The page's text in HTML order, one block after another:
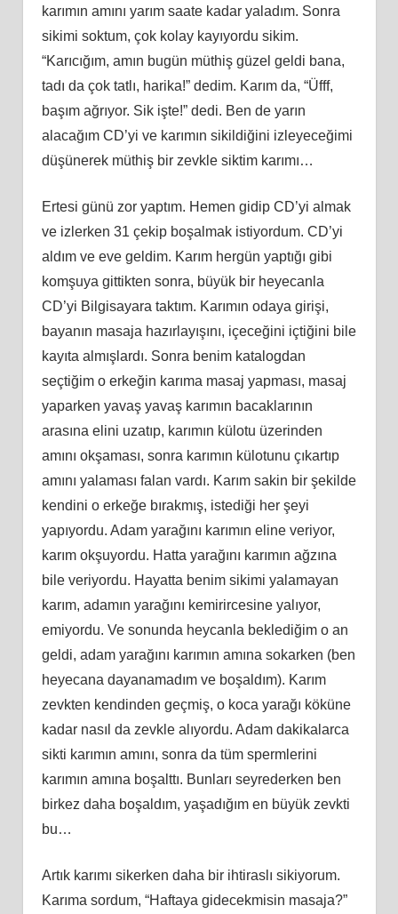
karımın amını yarım saate kadar yaladım. Sonra
sikimi soktum, çok kolay kayıyordu sikim.
“Karıcığım, amın bugün müthiş güzel geldi bana,
tadı da çok tatlı, harika!” dedim. Karım da, “Üfff,
başım ağrıyor. Sik işte!” dedi. Ben de yarın
alacağım CD’yi ve karımın sikildiğini izleyeceğimi
düşünerek müthiş bir zevkle siktim karımı…
Ertesi günü zor yaptım. Hemen gidip CD’yi almak
ve izlerken 31 çekip boşalmak istiyordum. CD’yi
aldım ve eve geldim. Karım hergün yaptığı gibi
komşuya gittikten sonra, büyük bir heyecanla
CD’yi Bilgisayara taktım. Karımın odaya girişi,
bayanın masaja hazırlayışını, içeceğini içtiğini bile
kayıta almışlardı. Sonra benim katalogdan
seçtiğim o erkeğin karıma masaj yapması, masaj
yaparken yavaş yavaş karımın bacaklarının
arasına elini uzatıp, karımın külotu üzerinden
amını okşaması, sonra karımın külotunu çıkartıp
amını yalaması falan vardı. Karım sakin bir şekilde
kendini o erkeğe bırakmış, istediği her şeyi
yapıyordu. Adam yarağını karımın eline veriyor,
karım okşuyordu. Hatta yarağını karımın ağzına
bile veriyordu. Hayatta benim sikimi yalamayan
karım, adamın yarağını kemirircesine yalıyor,
emiyordu. Ve sonunda heycanla beklediğim o an
geldi, adam yarağını karımın amına sokarken (ben
heyecana dayanamadım ve boşaldım). Karım
zevkten kendinden geçmiş, o koca yarağı köküne
kadar nasıl da zevkle alıyordu. Adam dakikalarca
sikti karımın amını, sonra da tüm spermlerini
karımın amına boşalttı. Bunları seyrederken ben
birkez daha boşaldım, yaşadığım en büyük zevkti
bu…
Artık karımı sikerken daha bir ihtiraslı sikiyorum.
Karıma sordum, “Haftaya gidecekmisin masaja?”